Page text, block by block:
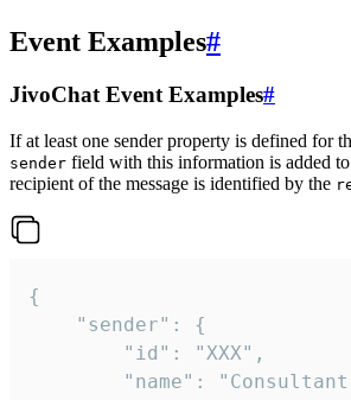
Event Examples#
JivoChat Event Examples#
If at least one sender property is defined for
sender field with this information is added
recipient of the message is identified by the
{